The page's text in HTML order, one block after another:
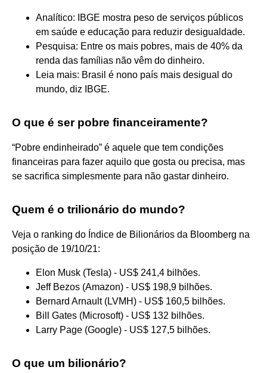
Analítico: IBGE mostra peso de serviços públicos
em saúde e educação para reduzir desigualdade.
Pesquisa: Entre os mais pobres, mais de 40% da
renda das famílias não vêm do dinheiro.
Leia mais: Brasil é nono país mais desigual do
mundo, diz IBGE.
O que é ser pobre financeiramente?
“Pobre endinheirado” é aquele que tem condições
financeiras para fazer aquilo que gosta ou precisa, mas
se sacrifica simplesmente para não gastar dinheiro.
Quem é o trilionário do mundo?
Veja o ranking do Índice de Bilionários da Bloomberg na
posição de 19/10/21:
Elon Musk (Tesla) - US$ 241,4 bilhões.
Jeff Bezos (Amazon) - US$ 198,9 bilhões.
Bernard Arnault (LVMH) - US$ 160,5 bilhões.
Bill Gates (Microsoft) - US$ 132 bilhões.
Larry Page (Google) - US$ 127,5 bilhões.
O que um bilionário?